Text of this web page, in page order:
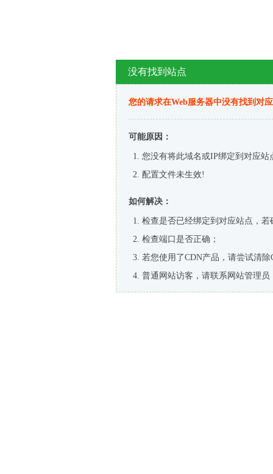
没有找到站点
您的请求在Web服务器中没有找到对
可能原因：
您没有将此域名或IP绑定到对应站
配置文件未生效!
如何解决：
检查是否已经绑定到对应站点，
检查端口是否正确；
若您使用了CDN产品，请尝试清除
普通网站访客，请联系网站管理员